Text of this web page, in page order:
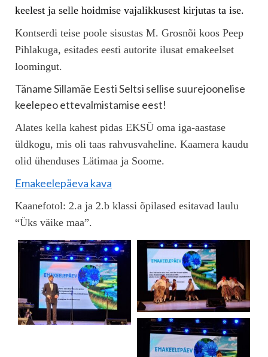
keelest ja selle hoidmise vajalikkusest kirjutas ta ise.
Kontserdi teise poole sisustas M. Grosnõi koos Peep
Pihlakuga, esitades eesti autorite ilusat emakeelset
loomingut.
Täname Sillamäe Eesti Seltsi sellise suurejoonelise
keelepeo ettevalmistamise eest!
Alates kella kahest pidas EKSÜ oma iga-aastase
üldkogu, mis oli taas rahvusvaheline. Kaamera kaudu
olid ühenduses Lätimaa ja Soome.
Emakeelepäeva kava
Kaanefotol: 2.a ja 2.b klassi õpilased esitavad laulu
“Üks väike maa”.